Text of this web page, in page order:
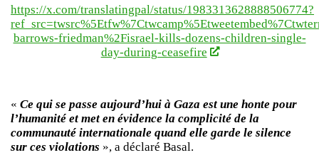
https://x.com/translatingpal/status/1983313628888506774?
barrows-friedman%2Fisrael-kills-dozens-children-single-
day-during-ceasefire
« Ce qui se passe aujourd’hui à Gaza est une honte pour
l’humanité et met en évidence la complicité de la
communauté internationale quand elle garde le silence
sur ces violations », a déclaré Basal.